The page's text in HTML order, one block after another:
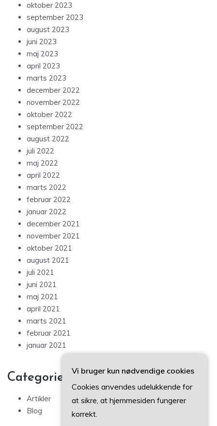
oktober 2023
september 2023
august 2023
juni 2023
maj 2023
april 2023
marts 2023
december 2022
november 2022
oktober 2022
september 2022
august 2022
juli 2022
maj 2022
april 2022
marts 2022
februar 2022
januar 2022
december 2021
november 2021
oktober 2021
august 2021
juli 2021
juni 2021
maj 2021
april 2021
marts 2021
februar 2021
januar 2021
Categories
Artikler
Blog
Vi bruger kun nødvendige cookies
Cookies anvendes udelukkende for
at sikre, at hjemmesiden fungerer
korrekt.